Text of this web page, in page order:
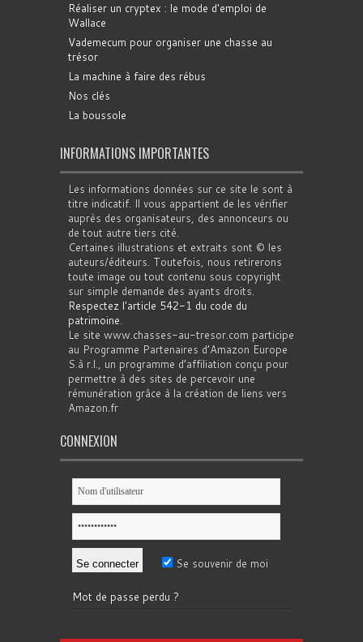
Réaliser un cryptex : le mode d'emploi de
Wallace
Vademecum pour organiser une chasse au
trésor
La machine à faire des rébus
Nos clés
La boussole
INFORMATIONS IMPORTANTES
Les informations données sur ce site le sont à
titre indicatif. Il vous appartient de les vérifier
auprès des organisateurs, des annonceurs ou
de tout autre tiers cité.
Certaines illustrations et extraits sont © les
auteurs/éditeurs. Toutefois, nous retirerons
toute image ou tout contenu sous copyright
sur simple demande des ayants droits.
Respectez l'article 542-1 du code du
patrimoine.
Le site www.chasses-au-tresor.com participe
au Programme Partenaires d’Amazon Europe
S.à r.l., un programme d’affiliation conçu pour
permettre à des sites de percevoir une
rémunération grâce à la création de liens vers
Amazon.fr
CONNEXION
Se souvenir de moi
Mot de passe perdu ?